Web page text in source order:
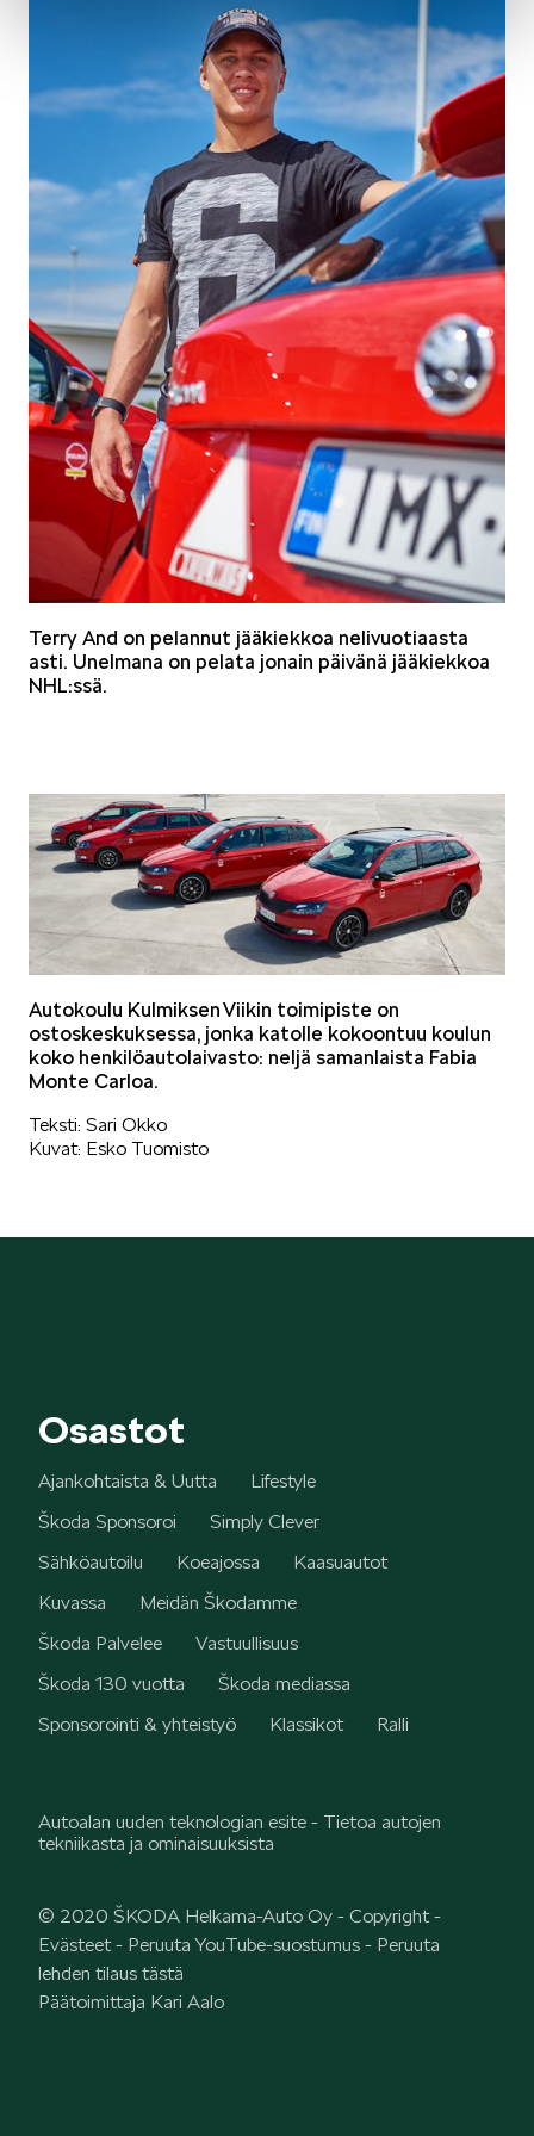
Mallit
FABIA
OCTAVIA
SCALA
KAROQ
ENYAQ
ELROQ
EPIQ
Terry And on pelannut jääkiekkoa nelivuotiaasta
asti. Unelmana on pelata jonain päivänä jääkiekkoa
NHL:ssä.
Autokoulu Kulmiksen Viikin toimipiste on
ostoskeskuksessa, jonka katolle kokoontuu koulun
koko henkilöautolaivasto: neljä samanlaista Fabia
Monte Carloa.
Teksti: Sari Okko
Kuvat: Esko Tuomisto
Osastot
Ajankohtaista & Uutta
Lifestyle
Škoda Sponsoroi
Simply Clever
Sähköautoilu
Koeajossa
Kaasuautot
Kuvassa
Meidän Škodamme
Škoda Palvelee
Vastuullisuus
Škoda 130 vuotta
Škoda mediassa
Sponsorointi & yhteistyö
Klassikot Ralli
Autoalan uuden teknologian esite - Tietoa autojen
tekniikasta ja ominaisuuksista
© 2020 ŠKODA Helkama-Auto Oy - Copyright-
Evästeet- Peruuta YouTube-suostumus - Peruuta
lehden tilaus tästä
Päätoimittaja Kari Aalo